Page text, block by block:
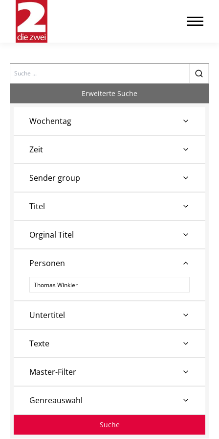
Search
Erweiterte Suche
Wochentag
Zeit
Sender group
Titel
Orginal Titel
Personen
Personen
Untertitel
Texte
Master-Filter
Genreauswahl
Suche